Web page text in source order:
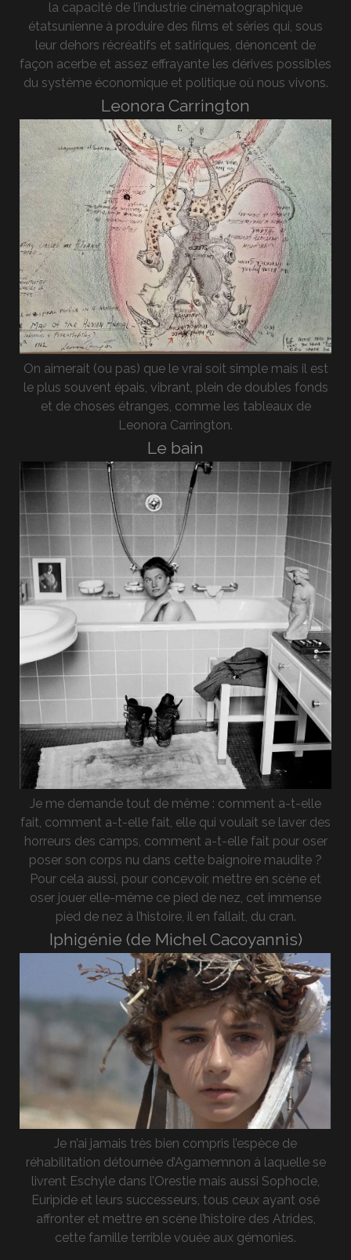
la capacité de l’industrie cinématographique
étatsunienne à produire des films et séries qui, sous
leur dehors récréatifs et satiriques, dénoncent de
façon acerbe et assez effrayante les dérives possibles
du système économique et politique où nous vivons.
Leonora Carrington
On aimerait (ou pas) que le vrai soit simple mais il est
le plus souvent épais, vibrant, plein de doubles fonds
et de choses étranges, comme les tableaux de
Leonora Carrington.
Le bain
Je me demande tout de même : comment a-t-elle
fait, comment a-t-elle fait, elle qui voulait se laver des
horreurs des camps, comment a-t-elle fait pour oser
poser son corps nu dans cette baignoire maudite ?
Pour cela aussi, pour concevoir, mettre en scène et
oser jouer elle-même ce pied de nez, cet immense
pied de nez à l’histoire, il en fallait, du cran.
Iphigénie (de Michel Cacoyannis)
Je n’ai jamais très bien compris l’espèce de
réhabilitation détournée d’Agamemnon à laquelle se
livrent Eschyle dans l’Orestie mais aussi Sophocle,
Euripide et leurs successeurs, tous ceux ayant osé
affronter et mettre en scène l’histoire des Atrides,
cette famille terrible vouée aux gémonies.